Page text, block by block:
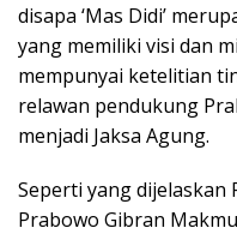
disapa ‘Mas Didi’
yang memiliki visi dan
mempunyai ketelitian
relawan pendukung
menjadi Jaksa Agung.
Seperti yang dijelaskan
Prabowo Gibran